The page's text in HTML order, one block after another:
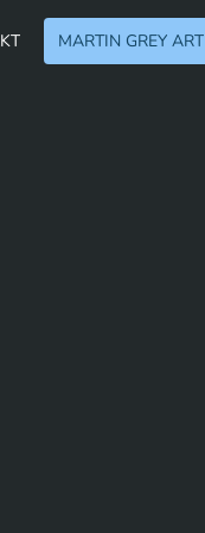
MARTIN GREY ART